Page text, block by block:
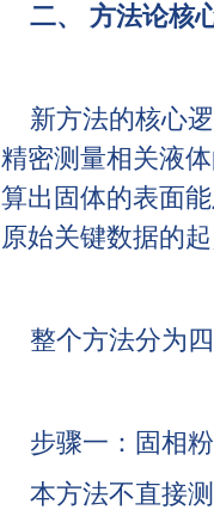
二、 方法论核
新方法的核心
精密测量相关液
算出固体的表面
原始关键数据的
整个方法分为
步骤一：固相
本方法不直接